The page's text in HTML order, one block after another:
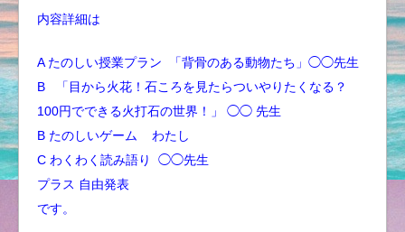
内容詳細は
A たのしい授業プラン
「背骨のある動物たち」◯◯先生
B 「目から火花！石ころを見たらついやりたくなる？
100円でできる火打石の世界！」 ◯◯ 先生
B たのしいゲーム わたし
C わくわく読み語り ◯◯先生
プラス 自由発表
です。